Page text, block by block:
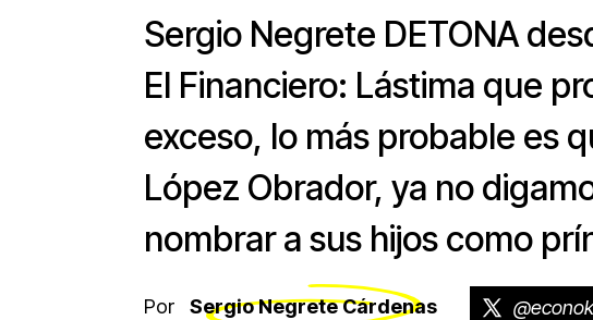
Sergio Negrete DETONA
El Financiero: Lástima que
exceso, lo más probable es
López Obrador, ya no
nombrar a sus hijos como
Por Sergio Negrete Cárdenas